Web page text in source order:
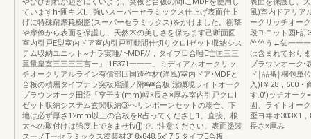
ていますh•圃キズlこ強いスーパーセラミックス仕上げ表面仕上
げに特殊耐摩耗樹脂(スーパーセラミックス)をかけました。衝撃
や摩僚から表面を保護し、天然木の美しさを保ちます己断面図
室内引戸E型室内ドア室内引戸可動間仕切りクロlゼット収納シス
テム収納ユニット~ナラ実唖/r-MDF//，タイプ日合唖E亡匡三三
重量皇室三三三三言ー」-1E371一一一」ミディアムオークリッ
チオークリアルライン有償部回国造作材(洋風)室内ドア•MDFと
合板の積層タイプナラ突板雇謹ノ附¥¥¥合板‘潔綴現ライトオーク
ブラウンオーク田沼「亨干支(mm)幅×長さ×厚み室内引戸クロl
ゼット収納システム玄関収納③ヘリンボーンセットの場合、下
地は必ず厚さ12mm以上の合板をR占ってくださし1。直接、根
太への取付けは強度上できませfv(])でご注意ください。表面塗装
スーノTーセラミックス塗装材318x848.5x17.5IタイプE合板
風)室内ドアリア
ークリッチオー
段ユニット図E
竺竺う←知一一
は含まれており
ブラウンオーク•
ド￨品番￨梱包単
入)I￥28，500・
す.0')ッチオーク
固、ライトオー
歪ヨヰオ303X1
長さ×厚み